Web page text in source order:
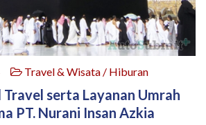
Travel & Wisata / Hiburan
serta Layanan Umrah
PT. Nurani Insan Azkia